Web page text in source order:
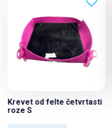
Krevet od felte četvrtasti
roze S